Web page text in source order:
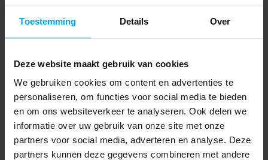
Toestemming Details Over
Deze website maakt gebruik van cookies
We gebruiken cookies om content en advertenties te
personaliseren, om functies voor social media te bieden
en om ons websiteverkeer te analyseren. Ook delen we
informatie over uw gebruik van onze site met onze
partners voor social media, adverteren en analyse. Deze
partners kunnen deze gegevens combineren met andere
LEGO Dreamzzz -
Mevrouw Castillo's
schildpadbusje 7+
Actuele prijs:€ 49,90Vorige
prijs:€ 59,90
€ 49,90 € 59,90